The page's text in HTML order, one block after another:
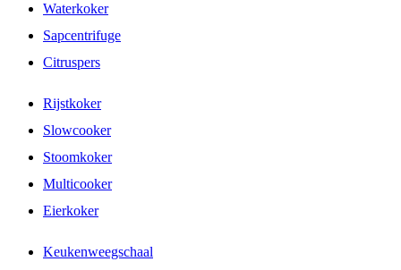
Waterkoker
Sapcentrifuge
Citruspers
Rijstkoker
Slowcooker
Stoomkoker
Multicooker
Eierkoker
Keukenweegschaal